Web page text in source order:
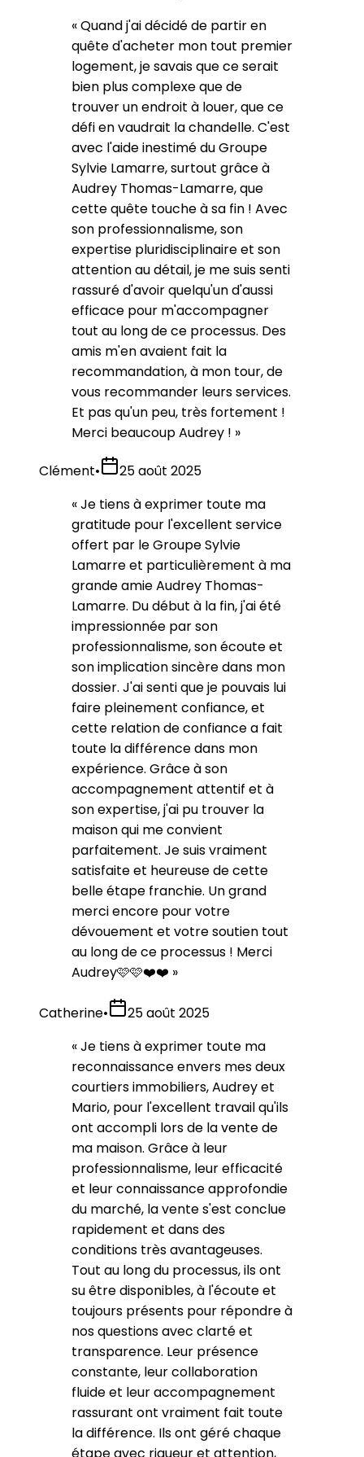
«Quand j'ai décidé de partir en
quête d'acheter mon tout premier
logement, je savais que ce serait
bien plus complexe que de
trouver un endroit à louer, que ce
défi en vaudrait la chandelle. C'est
avec l'aide inestimé du Groupe
Sylvie Lamarre, surtout grâce à
Audrey Thomas-Lamarre, que
cette quête touche à sa fin ! Avec
son professionnalisme, son
expertise pluridisciplinaire et son
attention au détail, je me suis senti
rassuré d'avoir quelqu'un d'aussi
efficace pour m'accompagner
tout au long de ce processus. Des
amis m'en avaient fait la
recommandation, à mon tour, de
vous recommander leurs services.
Et pas qu'un peu, très fortement !
Merci beaucoup Audrey ! »
Clément•
25 août 2025
«Je tiens à exprimer toute ma
gratitude pour l'excellent service
offert par le Groupe Sylvie
Lamarre et particulièrement à ma
grande amie Audrey Thomas-
Lamarre. Du début à la fin, j'ai été
impressionnée par son
professionnalisme, son écoute et
son implication sincère dans mon
dossier. J'ai senti que je pouvais lui
faire pleinement confiance, et
cette relation de confiance a fait
toute la différence dans mon
expérience. Grâce à son
accompagnement attentif et à
son expertise, j'ai pu trouver la
maison qui me convient
parfaitement. Je suis vraiment
satisfaite et heureuse de cette
belle étape franchie. Un grand
merci encore pour votre
dévouement et votre soutien tout
au long de ce processus ! Merci
Audrey🩷🩷❤️❤️ »
Catherine•
25 août 2025
«Je tiens à exprimer toute ma
reconnaissance envers mes deux
courtiers immobiliers, Audrey et
Mario, pour l'excellent travail qu'ils
ont accompli lors de la vente de
ma maison. Grâce à leur
professionnalisme, leur efficacité
et leur connaissance approfondie
du marché, la vente s'est conclue
rapidement et dans des
conditions très avantageuses.
Tout au long du processus, ils ont
su être disponibles, à l'écoute et
toujours présents pour répondre à
nos questions avec clarté et
transparence. Leur présence
constante, leur collaboration
fluide et leur accompagnement
rassurant ont vraiment fait toute
la différence. Ils ont géré chaque
étape avec rigueur et attention,